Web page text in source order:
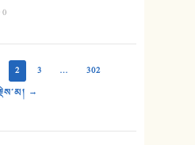
0
2 3 …
302
→